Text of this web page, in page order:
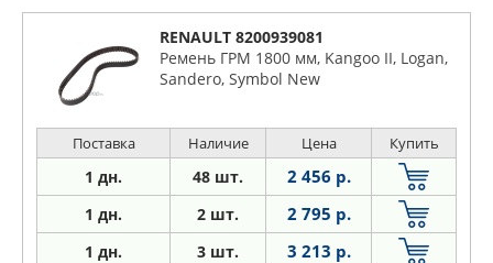
RENAULT 8200939081
Ремень ГРМ 1800 мм, Kangoo II, Logan,
Sandero, Symbol New
Поставка Наличие Цена Купить
1 дн. 48 шт. 2 456 р.
1 дн. 2 шт. 2 795 р.
1 дн. 3 шт. 3 213 р.